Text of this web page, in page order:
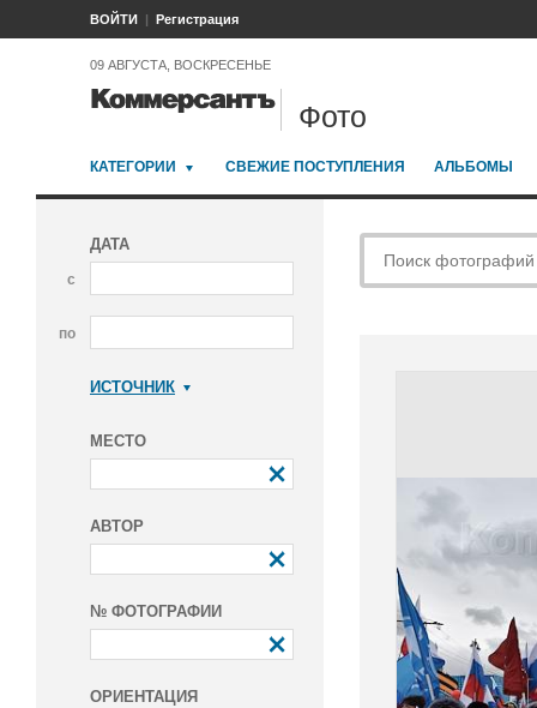
ВОЙТИ Регистрация
09 АВГУСТА, ВОСКРЕСЕНЬЕ
Фото
КАТЕГОРИИ СВЕЖИЕ ПОСТУПЛЕНИЯ АЛЬБОМЫ
ДАТА
с
по
ИСТОЧНИК
МЕСТО
АВТОР
№ ФОТОГРАФИИ
ОРИЕНТАЦИЯ